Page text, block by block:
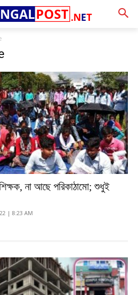
.NET
POST
না আছে পরিকাঠামো; শুধুই
| 8:23 AM